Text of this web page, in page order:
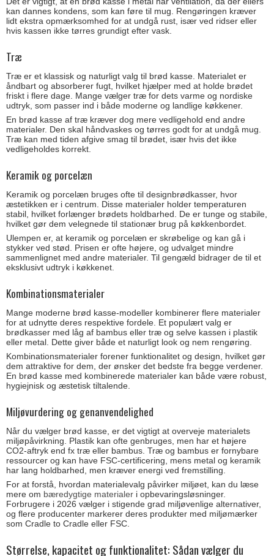
kan dannes kondens, som kan føre til mug. Rengøringen kræver
lidt ekstra opmærksomhed for at undgå rust, især ved ridser eller
hvis kassen ikke tørres grundigt efter vask.
Træ
Træ er et klassisk og naturligt valg til brød kasse. Materialet er
åndbart og absorberer fugt, hvilket hjælper med at holde brødet
friskt i flere dage. Mange vælger træ for dets varme og nordiske
udtryk, som passer ind i både moderne og landlige køkkener.
En brød kasse af træ kræver dog mere vedligehold end andre
materialer. Den skal håndvaskes og tørres godt for at undgå mug.
Træ kan med tiden afgive smag til brødet, især hvis det ikke
vedligeholdes korrekt.
Keramik og porcelæn
Keramik og porcelæn bruges ofte til designbrødkasser, hvor
æstetikken er i centrum. Disse materialer holder temperaturen
stabil, hvilket forlænger brødets holdbarhed. De er tunge og stabile,
hvilket gør dem velegnede til stationær brug på køkkenbordet.
Ulempen er, at keramik og porcelæn er skrøbelige og kan gå i
stykker ved stød. Prisen er ofte højere, og udvalget mindre
sammenlignet med andre materialer. Til gengæld bidrager de til et
eksklusivt udtryk i køkkenet.
Kombinationsmaterialer
Mange moderne brød kasse-modeller kombinerer flere materialer
for at udnytte deres respektive fordele. Et populært valg er
brødkasser med låg af bambus eller træ og selve kassen i plastik
eller metal. Dette giver både et naturligt look og nem rengøring.
Kombinationsmaterialer forener funktionalitet og design, hvilket gør
dem attraktive for dem, der ønsker det bedste fra begge verdener.
En brød kasse med kombinerede materialer kan både være robust,
hygiejnisk og æstetisk tiltalende.
Miljøvurdering og genanvendelighed
Når du vælger brød kasse, er det vigtigt at overveje materialets
miljøpåvirkning. Plastik kan ofte genbruges, men har et højere
CO2-aftryk end fx træ eller bambus. Træ og bambus er fornybare
ressourcer og kan have FSC-certificering, mens metal og keramik
har lang holdbarhed, men kræver energi ved fremstilling.
For at forstå, hvordan materialevalg påvirker miljøet, kan du læse
mere om bæredygtige materialer i opbevaringsløsninger.
Forbrugere i 2026 vælger i stigende grad miljøvenlige alternativer,
og flere producenter markerer deres produkter med miljømærker
som Cradle to Cradle eller FSC.
Størrelse, kapacitet og funktionalitet: Sådan vælger du